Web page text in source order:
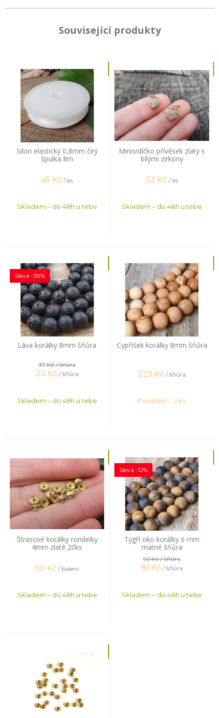
Související produkty
Silon elastický 0,8mm čirý
špulka 8m
45 Kč / ks
Skladem – do 48h u tebe
Minisrdíčko přívěsek zlatý s
bílými zirkony
52 Kč / ks
Skladem – do 48h u tebe
Láva korálky 8mm šňůra
Sleva -38%
37 Kč/ šňůra
23 Kč / šňůra
Skladem – do 48h u tebe
Cypřišek korálky 8mm šňůra
229 Kč / šňůra
Poslední 1 - 2 ks
Štrasové korálky rondelky
4mm zlaté 20ks
50 Kč / balení
Skladem – do 48h u tebe
Tygří oko korálky 6 mm
matné šňůra
Sleva -12%
92 Kč/ šňůra
81 Kč / šňůra
Skladem – do 48h u tebe